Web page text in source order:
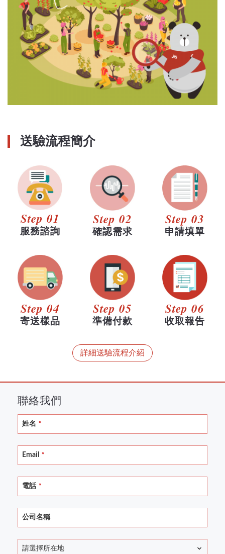
送驗流程簡介
Step 01
服務諮詢
Step 02
確認需求
Step 03
申請填單
Step 04
寄送樣品
Step 05
準備付款
Step 06
收取報告
詳細送驗流程介紹
聯絡我們
姓名 *
Business
Email *
電話 *
公司名稱
請選擇所在地